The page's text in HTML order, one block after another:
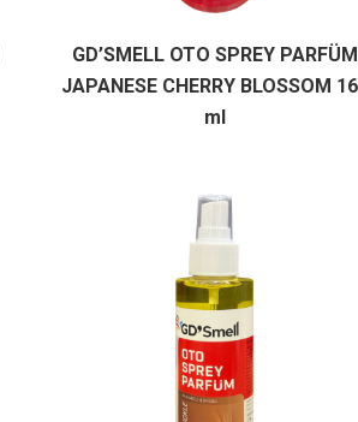
GD’SMELL OTO SPREY PARFÜM
JAPANESE CHERRY BLOSSOM
ml